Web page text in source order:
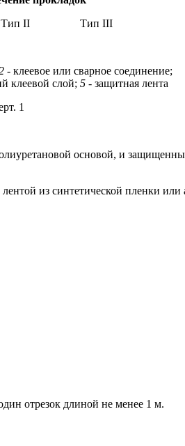
II Тип III
- клеевое или сварное соединение;
клеевой слой; 5- защитная лента
1
основой, и
из синтетической пленки или
отрезок длиной не менее 1 м.